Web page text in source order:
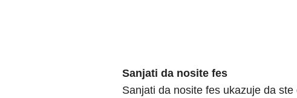
Sanjati da nosite fes
Sanjati da nosite fes ukazuje da